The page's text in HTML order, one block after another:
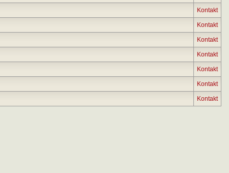
Kontakt
Kontakt
Kontakt
Kontakt
Kontakt
Kontakt
Kontakt